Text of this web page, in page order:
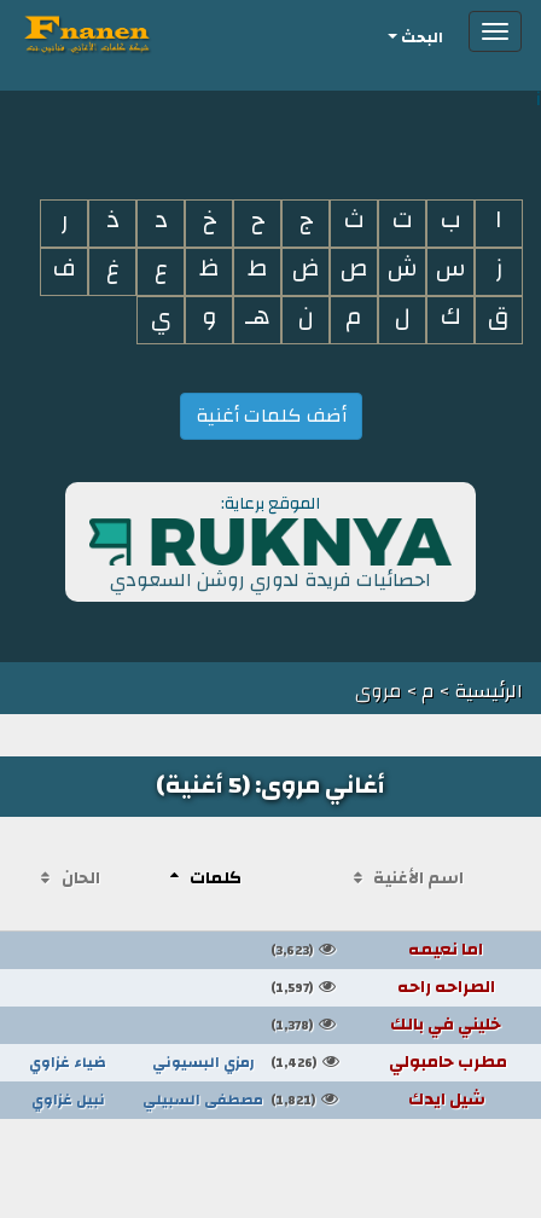
i
Toggleالبحث
ا ب ت ث ج ح خ د ذ
ر
ز
س ش ص ض ط ظ ع غ
ف
ق
ك ل م ن هـ و ي
أضف كلمات أغنية
الموقع برعاية:
احصائيات فريدة لدوري روشن السعودي
الرئيسية> م> مروى
أغاني مروى: (5 أغنية)
اسم الأغنية كلمات الحان
اما نعيمه (3,623)
الصراحه راحه (1,597)
خليني في بالك (1,378)
مطرب حامبولي (1,426) رمزي البسيوني ضياء غزاوي
شيل ايدك (1,821) مصطفى السبيلي نبيل غزاوي